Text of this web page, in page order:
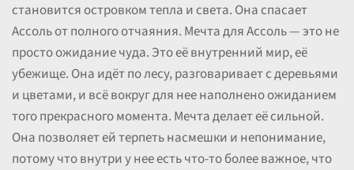
становится островком тепла и света. Она спасает
Ассоль от полного отчаяния. Мечта для Ассоль — это не
просто ожидание чуда. Это её внутренний мир, её
убежище. Она идёт по лесу, разговаривает с деревьями
и цветами, и всё вокруг для нее наполнено ожиданием
того прекрасного момента. Мечта делает её сильной.
Она позволяет ей терпеть насмешки и непонимание,
потому что внутри у нее есть что-то более важное, что